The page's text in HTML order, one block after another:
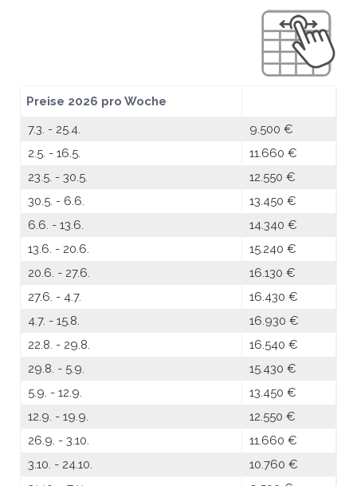
Preise 2026 pro Woche
7.3. - 25.4.
9.500 €
2.5. - 16.5.
11.660 €
23.5. - 30.5.
12.550 €
30.5. - 6.6.
13.450 €
6.6. - 13.6.
14.340 €
13.6. - 20.6.
15.240 €
20.6. - 27.6.
16.130 €
27.6. - 4.7.
16.430 €
4.7. - 15.8.
16.930 €
22.8. - 29.8.
16.540 €
29.8. - 5.9.
15.430 €
5.9. - 12.9.
13.450 €
12.9. - 19.9.
12.550 €
26.9. - 3.10.
11.660 €
3.10. - 24.10.
10.760 €